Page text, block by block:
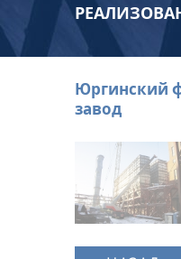
Юргинский
завод